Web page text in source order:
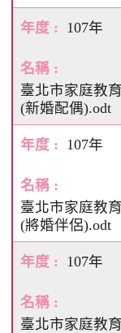
107年
臺北市家庭教
(新婚配偶).odt
107年
臺北市家庭教
(將婚伴侶).odt
107年
臺北市家庭教